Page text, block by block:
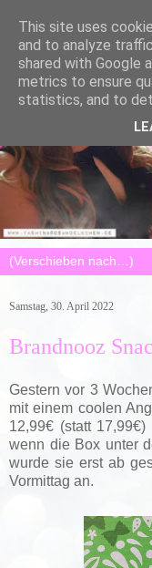
Samstag, 30. April 2022
Brandnooz
Gestern vor 3
mit einem coolen
12,99€ (statt
wenn die Box unter
wurde sie erst ab
Vormittag an.
This site uses
and to analyze
shared with Google
metrics to ensure
statistics, and to